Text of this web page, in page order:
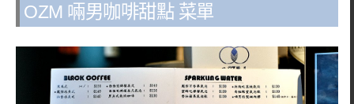
OZM 啢男咖啡甜點 菜單